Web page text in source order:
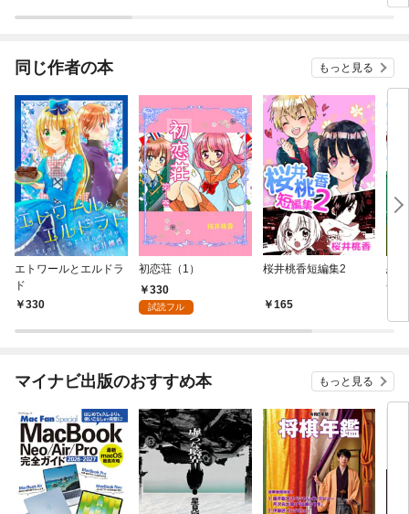
同じ作者の本 もっと見る
エトワールとエルドラ
ド
330
初恋荘（1）
330
試読フル
桜井桃香短編集2
165
恋
香
マイナビ出版のおすすめ本 もっと見る